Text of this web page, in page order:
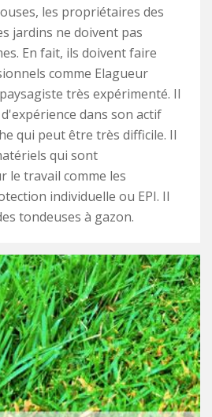
les propriétaires des
jardins ne doivent pas
En fait, ils doivent faire
comme Elagueur
très expérimenté. Il
dans son actif
qui peut être très difficile. Il
qui sont
le travail comme les
individuelle ou EPI. Il
tondeuses à gazon.